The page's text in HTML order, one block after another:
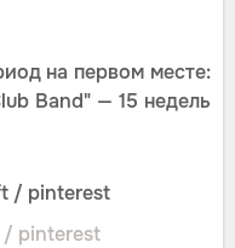
на первом месте:
Band" — 15 недель
pinterest